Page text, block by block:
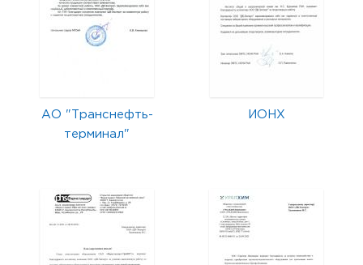
АО "Транснефть-
терминал"
ИОНХ